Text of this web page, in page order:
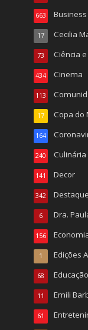
Business
663
Cecilia
17
Ciência
73
Cinema
434
113
Copa do
17
164
Culinária
240
Decor
141
342
Dra.
6
156
Edições
1
Educação
68
Emili
11
61